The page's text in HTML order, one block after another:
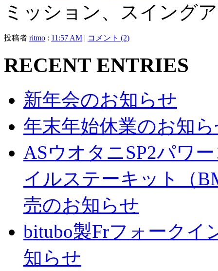
ミッション、スイング
投稿者 ritmo : 11:57 AM | コメント (2)
RECENT ENTRIES
新年会のお知らせ
年末年始休業のお知
ASウオタニSP2パワ
イルステーキット（
売のお知らせ
bitubo製Frフォークイ
知らせ